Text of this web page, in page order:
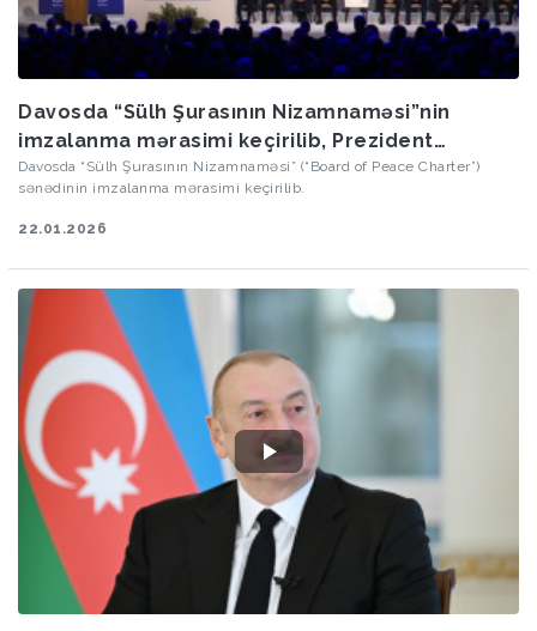
Davosda “Sülh Şurasının Nizamnaməsi”nin
imzalanma mərasimi keçirilib, Prezident
tədbirdə iştirak edib
Davosda “Sülh Şurasının Nizamnaməsi” (“Board of Peace Charter”)
sənədinin imzalanma mərasimi keçirilib.
22.01.2026